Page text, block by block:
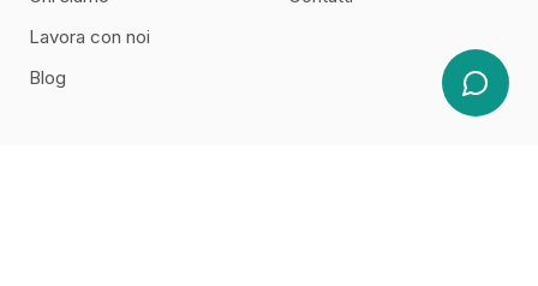
Lavora con noi
Blog